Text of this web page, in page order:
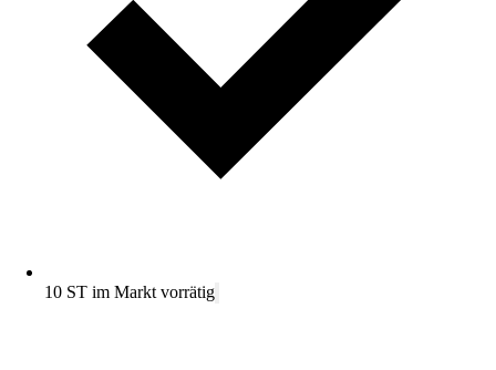
10 ST im Markt vorrätig